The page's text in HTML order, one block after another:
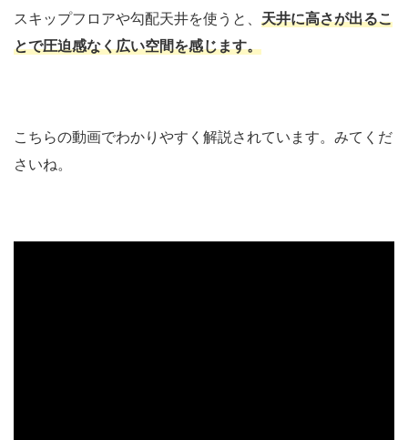
スキップフロアや勾配天井を使うと、 天井に高さが出るこ
とで圧迫感なく広い空間を感じます。
こちらの動画でわかりやすく解説されています。みてくだ
さいね。